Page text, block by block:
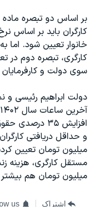
کارگران باید بر اساس
خانوار تعیین شود. اما
کارگری، تبصره دوم در
سوی دولت و
دولت ابراهیم رئیسی و
میلیون تومان تعیین
میلیون تومان هم
اشتراک us